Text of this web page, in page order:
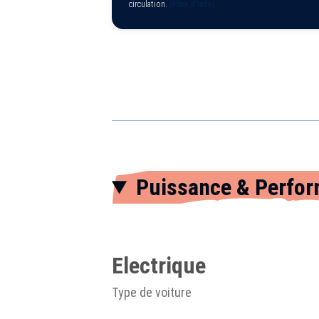
circulation.
Puissance &
Electrique
Type de voiture